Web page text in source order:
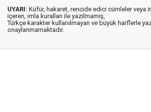
UYARI: Küfür, hakaret, rencide edici cümleler veya
içeren, imla kuralları ile yazılmamış,
Türkçe karakter kullanılmayan ve büyük harflerle
onaylanmamaktadır.